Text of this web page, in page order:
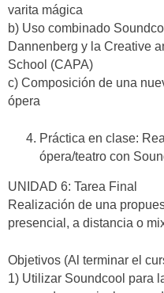
varita mágica
b) Uso combinado
Dannenberg y la Creative
School (CAPA)
c) Composición de una
ópera
Práctica en clase:
ópera/teatro con
UNIDAD 6: Tarea Final
Realización de una
presencial, a distancia o
Objetivos (Al terminar el
1) Utilizar Soundcool para